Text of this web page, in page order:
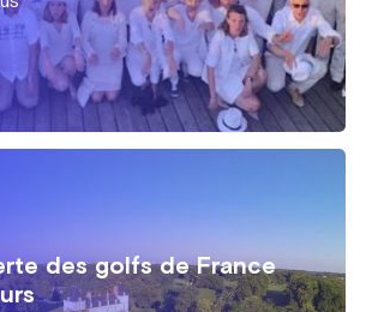
des golfs de France